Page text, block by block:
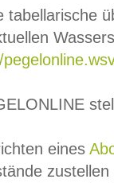
tabellarische
eines